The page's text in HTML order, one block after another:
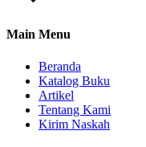
Main Menu
Beranda
Katalog Buku
Artikel
Tentang Kami
Kirim Naskah